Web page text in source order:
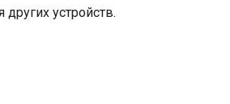
других устройств.